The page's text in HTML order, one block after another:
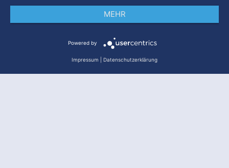
Datenschutz
MEHR
Powered by
Impressum Datenschutzerklärung